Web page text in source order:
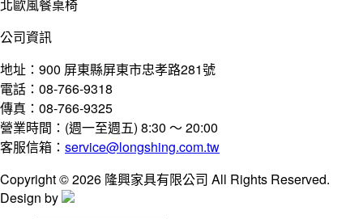
北歐風餐桌椅
公司資訊
地址：900 屏東縣屏東市忠孝路281號
電話：08-766-9318
傳真：08-766-9325
營業時間：(週一至週五) 8:30 ～ 20:00
客服信箱： service@longshing.com.tw
Copyright © 2026 隆興家具有限公司 All Rights Reserved.
Design by